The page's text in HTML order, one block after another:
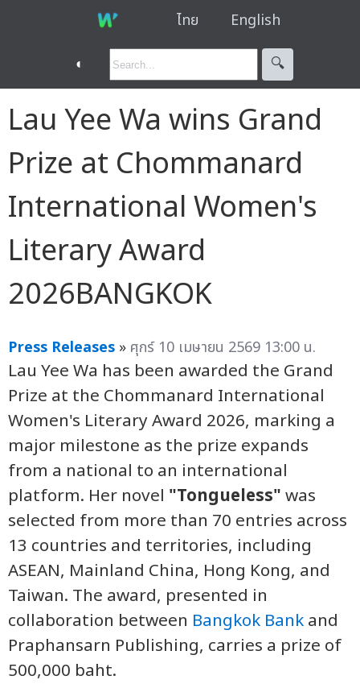
ไทย English
◐ 🔍︎
Lau Yee Wa wins Grand
Prize at Chommanard
International Women's
Literary Award
2026BANGKOK
Press Releases » ศุกร์ 10 เมษายน 2569 13:00 น.
Lau Yee Wa has been awarded the Grand
Prize at the Chommanard International
Women's Literary Award 2026, marking a
major milestone as the prize expands
from a national to an international
platform. Her novel "Tongueless"was
selected from more than 70 entries across
13 countries and territories, including
ASEAN, Mainland China, Hong Kong, and
Taiwan. The award, presented in
collaboration between Bangkok Bankand
Praphansarn Publishing, carries a prize of
500,000 baht.